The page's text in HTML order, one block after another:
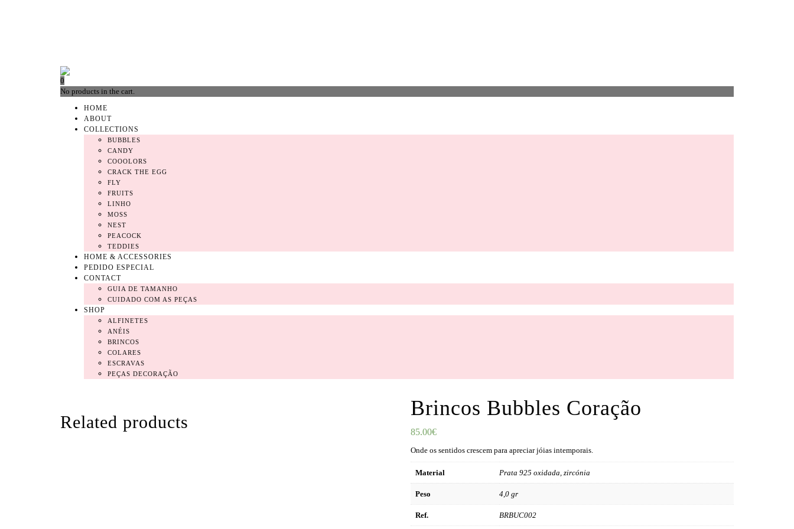
0
No products in the cart.
HOME
ABOUT
COLLECTIONS
BUBBLES
CANDY
COOOLORS
CRACK THE EGG
FLY
FRUITS
LINHO
MOSS
NEST
PEACOCK
TEDDIES
HOME & ACCESSORIES
PEDIDO ESPECIAL
CONTACT
GUIA DE TAMANHO
CUIDADO COM AS PEÇAS
SHOP
ALFINETES
ANÉIS
BRINCOS
COLARES
ESCRAVAS
PEÇAS DECORAÇÃO
Brincos Bubbles Coração
85.00€
Onde os sentidos crescem para apreciar jóias intemporais.
Material Prata 925 oxidada, zircónia
Peso 4,0 gr
Ref. BRBUC002
Related products